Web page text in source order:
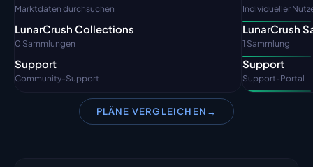
Marktdaten durchsuchen
LunarCrush Collections
0 Sammlungen
Support
Community-Support
Individueller
LunarCrush
1 Sammlung
Support
Support-Portal
PLÄNE VERGLEICHEN →